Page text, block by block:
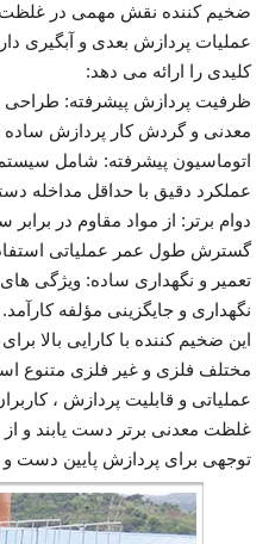
ضخیم کننده نقش مهمی در غلظت
عملیات پردازش بعدی و آبگیری
کلیدی را ارائه می دهد:
ظرفیت پردازش پیشرفته: طراحی
معدنی و گردش کار پردازش ساده
اتوماسیون پیشرفته: شامل
عملکرد دقیق با حداقل مداخله
دوام برتر: از مواد مقاوم در
گسترش طول عمر عملیاتی
تعمیر و نگهداری ساده: ویژگی
نگهداری و جایگزینی مؤلفه کارآمد.
این ضخیم کننده با کارایی بالا
مختلف فلزی و غیر فلزی متنوع
عملیاتی و قابلیت پردازش ،
غلظت معدنی برتر دست یابند و
توجهی برای پردازش پایین دست و